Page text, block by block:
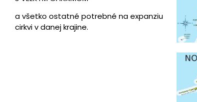
a všetko ostatné potrebné na expanziu
cirkvi v danej krajine.